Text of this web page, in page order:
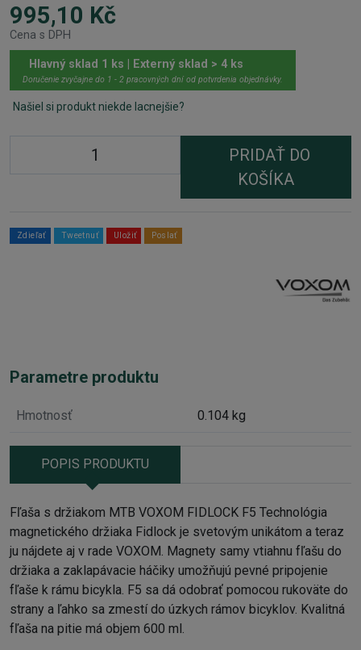
995,10 Kč
Cena s DPH
Hlavný sklad 1 ks | Externý sklad > 4 ks
Doručenie zvyčajne do 1 - 2 pracovných dní od potvrdenia objednávky.
Našiel si produkt niekde lacnejšie?
PRIDAŤ DO
KOŠÍKA
Zdieľať Tweetnuť Uložiť Poslať
Parametre produktu
Hmotnosť 0.104 kg
POPIS PRODUKTU
Fľaša s držiakom MTB VOXOM FIDLOCK F5 Technológia
magnetického držiaka Fidlock je svetovým unikátom a teraz
ju nájdete aj v rade VOXOM. Magnety samy vtiahnu fľašu do
držiaka a zaklapávacie háčiky umožňujú pevné pripojenie
fľaše k rámu bicykla. F5 sa dá odobrať pomocou rukoväte do
strany a ľahko sa zmestí do úzkych rámov bicyklov. Kvalitná
fľaša na pitie má objem 600 ml.